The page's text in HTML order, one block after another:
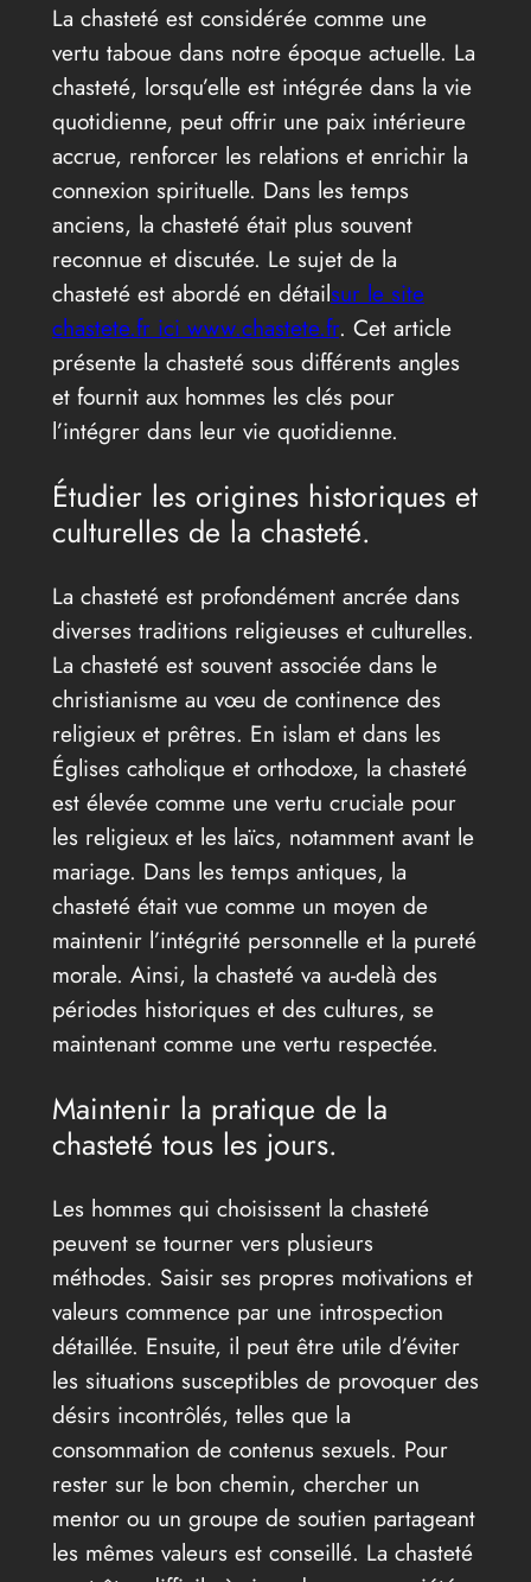
La chasteté est considérée comme une
vertu taboue dans notre époque actuelle. La
chasteté, lorsqu’elle est intégrée dans la vie
quotidienne, peut offrir une paix intérieure
accrue, renforcer les relations et enrichir la
connexion spirituelle. Dans les temps
anciens, la chasteté était plus souvent
reconnue et discutée. Le sujet de la
chasteté est abordé en détailsur le site
chastete.fr ici www.chastete.fr. Cet article
présente la chasteté sous différents angles
et fournit aux hommes les clés pour
l’intégrer dans leur vie quotidienne.
Étudier les origines historiques et
culturelles de la chasteté.
La chasteté est profondément ancrée dans
diverses traditions religieuses et culturelles.
La chasteté est souvent associée dans le
christianisme au vœu de continence des
religieux et prêtres. En islam et dans les
Églises catholique et orthodoxe, la chasteté
est élevée comme une vertu cruciale pour
les religieux et les laïcs, notamment avant le
mariage. Dans les temps antiques, la
chasteté était vue comme un moyen de
maintenir l’intégrité personnelle et la pureté
morale. Ainsi, la chasteté va au-delà des
périodes historiques et des cultures, se
maintenant comme une vertu respectée.
Maintenir la pratique de la
chasteté tous les jours.
Les hommes qui choisissent la chasteté
peuvent se tourner vers plusieurs
méthodes. Saisir ses propres motivations et
valeurs commence par une introspection
détaillée. Ensuite, il peut être utile d’éviter
les situations susceptibles de provoquer des
désirs incontrôlés, telles que la
consommation de contenus sexuels. Pour
rester sur le bon chemin, chercher un
mentor ou un groupe de soutien partageant
les mêmes valeurs est conseillé. La chasteté